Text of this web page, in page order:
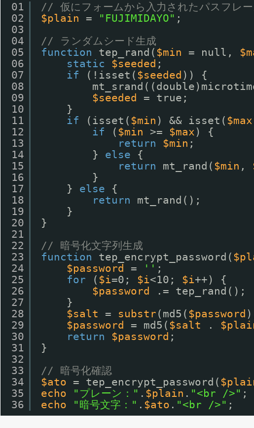
01
02
03
04
05
06
07
08
09
10
11
12
13
14
15
16
17
18
19
20
21
22
23
24
25
26
27
28
29
30
31
32
33
34
35
36
// 仮にフォームから入力されたパスフレ
$plain
= "FUJIMIDAYO" ;
// ランダムシード生成
function
tep_rand( $min = null,
static
$seeded ;
if
(!isset( $seeded )) {
$seeded
= true;
}
if
(isset( $min ) && isset( $max
if
( $min >= $max) {
return
$min ;
} else
{
return
mt_rand( $min ,
}
} else
{
return
mt_rand();
}
}
// 暗号化文字列生成
function
tep_encrypt_password(
$password
= '' ;
for
( $i=0; $i<10; $i++) {
$password
.= tep_rand();
}
$salt
= substr (md5( $password
$password
= md5( $salt .
return
$password ;
}
// 暗号化確認
$ato
= tep_encrypt_password(
echo
"プレーン：" . $plain . "<br />" ;
echo
"暗号文字：" . $ato . "<br />" ;